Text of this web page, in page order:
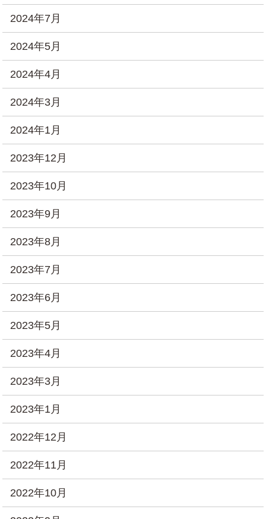
2024年7月
2024年5月
2024年4月
2024年3月
2024年1月
2023年12月
2023年10月
2023年9月
2023年8月
2023年7月
2023年6月
2023年5月
2023年4月
2023年3月
2023年1月
2022年12月
2022年11月
2022年10月